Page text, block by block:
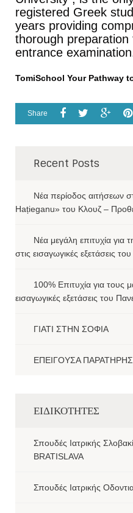
registered Greek
years providing
thorough
entrance
TomiSchool Your Pathway
Share
Recent Posts
Νέα περίοδος αιτήσεων
Hațieganu» του Κλουζ –
Νέα μεγάλη επιτυχία για
στις εισαγωγικές εξετάσεις
100% Επιτυχία για τους
εισαγωγικές εξετάσεις του
ΓΙΑΤΙ ΣΤΗΝ ΣΟΦΙΑ
ΕΠΕΙΓΟΥΣΑ
ΕΙΔΙΚΟΤΗΤΕΣ
Σπουδές Ιατρικής
BRATISLAVA
Σπουδές Ιατρικής